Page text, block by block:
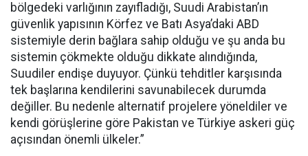
bölgedeki varlığının zayıfladığı, Suudi Arabistan’ın
güvenlik yapısının Körfez ve Batı Asya’daki ABD
sistemiyle derin bağlara sahip olduğu ve şu anda bu
sistemin çökmekte olduğu dikkate alındığında,
Suudiler endişe duyuyor. Çünkü tehditler karşısında
tek başlarına kendilerini savunabilecek durumda
değiller. Bu nedenle alternatif projelere yöneldiler ve
kendi görüşlerine göre Pakistan ve Türkiye askeri güç
açısından önemli ülkeler.”